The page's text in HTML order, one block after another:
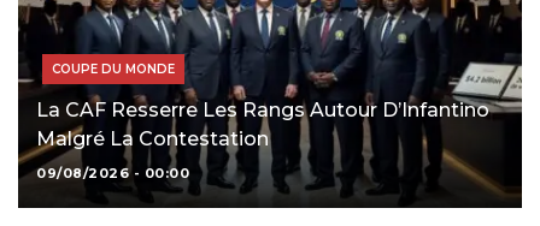
COUPE DU MONDE
La CAF Resserre Les Rangs Autour D’Infantino
Malgré La Contestation
09/08/2026 - 00:00